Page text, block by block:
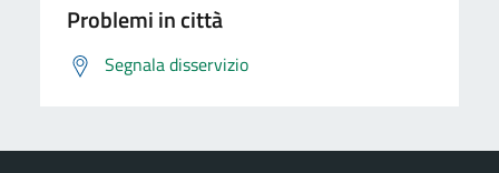
Problemi in città
Segnala disservizio